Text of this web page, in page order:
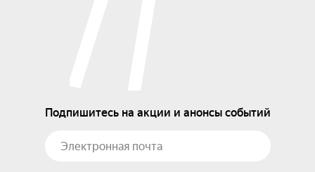
Подпишитесь на акции и анонсы событий